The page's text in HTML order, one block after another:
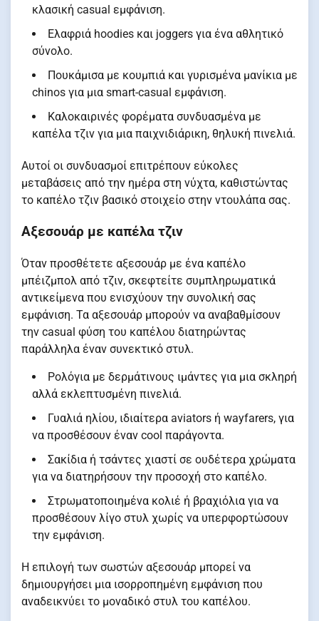
κλασική casual εμφάνιση.
Ελαφριά hoodies και joggers για ένα αθλητικό
σύνολο.
Πουκάμισα με κουμπιά και γυρισμένα μανίκια με
chinos για μια smart-casual εμφάνιση.
Καλοκαιρινές φορέματα συνδυασμένα με
καπέλα τζιν για μια παιχνιδιάρικη, θηλυκή πινελιά.
Αυτοί οι συνδυασμοί επιτρέπουν εύκολες
μεταβάσεις από την ημέρα στη νύχτα, καθιστώντας
το καπέλο τζιν βασικό στοιχείο στην ντουλάπα σας.
Αξεσουάρ με καπέλα τζιν
Όταν προσθέτετε αξεσουάρ με ένα καπέλο
μπέιζμπολ από τζιν, σκεφτείτε συμπληρωματικά
αντικείμενα που ενισχύουν την συνολική σας
εμφάνιση. Τα αξεσουάρ μπορούν να αναβαθμίσουν
την casual φύση του καπέλου διατηρώντας
παράλληλα έναν συνεκτικό στυλ.
Ρολόγια με δερμάτινους ιμάντες για μια σκληρή
αλλά εκλεπτυσμένη πινελιά.
Γυαλιά ηλίου, ιδιαίτερα aviators ή wayfarers, για
να προσθέσουν έναν cool παράγοντα.
Σακίδια ή τσάντες χιαστί σε ουδέτερα χρώματα
για να διατηρήσουν την προσοχή στο καπέλο.
Στρωματοποιημένα κολιέ ή βραχιόλια για να
προσθέσουν λίγο στυλ χωρίς να υπερφορτώσουν
την εμφάνιση.
Η επιλογή των σωστών αξεσουάρ μπορεί να
δημιουργήσει μια ισορροπημένη εμφάνιση που
αναδεικνύει το μοναδικό στυλ του καπέλου.